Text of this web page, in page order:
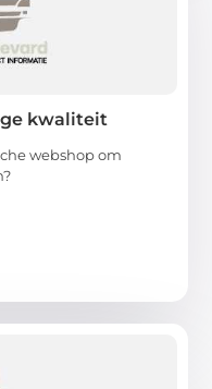
kwaliteit
webshop om